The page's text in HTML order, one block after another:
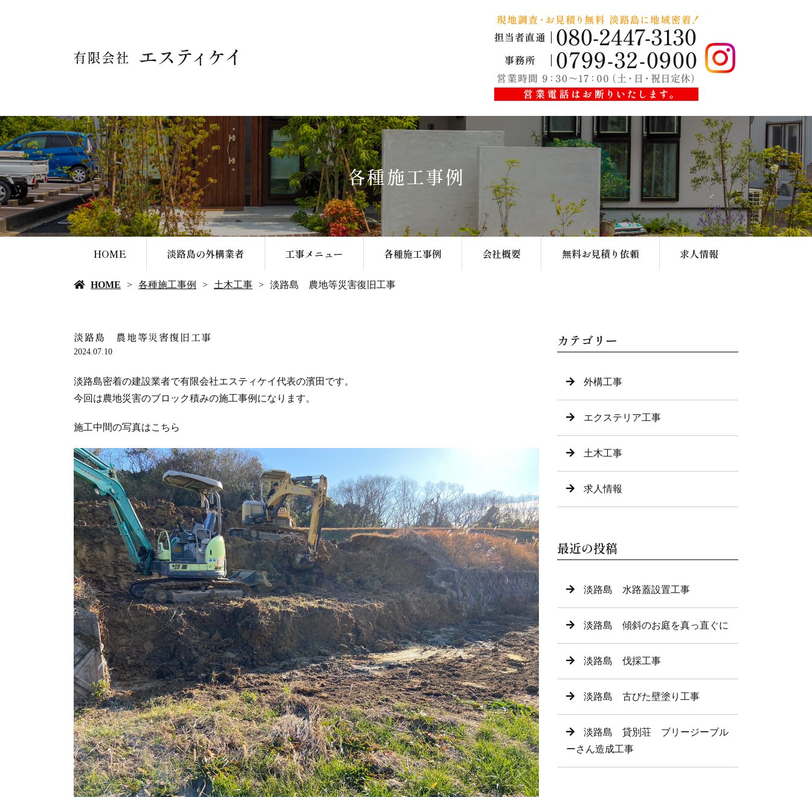
各種施工事例
HOME 淡路島の外構業者 工事メニュー 各種施工事例 会社概要 無料お見積り依頼 求人情報
HOME 各種施工事例 土木工事 淡路島 農地等災害復旧工事
淡路島 農地等災害復旧工事
2024.07.10
淡路島密着の建設業者で有限会社エスティケイ代表の濱田です。
今回は農地災害のブロック積みの施工事例になります。
施工中間の写真はこちら
カテゴリー
外構工事
エクステリア工事
土木工事
求人情報
最近の投稿
淡路島 水路蓋設置工事
淡路島 傾斜のお庭を真っ直ぐに
淡路島 伐採工事
淡路島 古びた壁塗り工事
淡路島 貸別荘 ブリージーブル
ーさん造成工事